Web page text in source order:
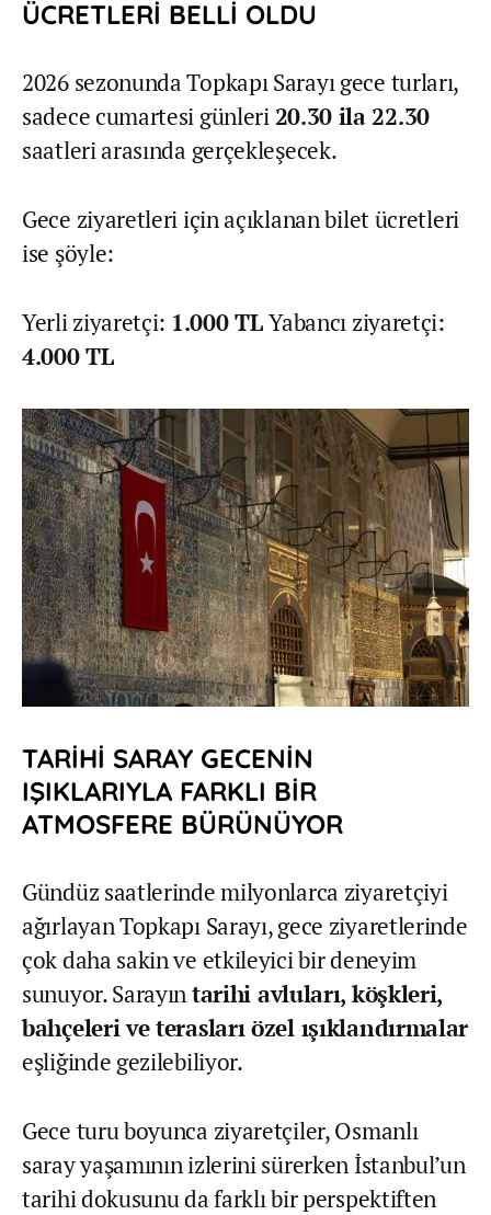
ÜCRETLERİ BELLİ OLDU
2026 sezonunda Topkapı Sarayı gece turları,
sadece cumartesi günleri 20.30 ila 22.30
saatleri arasında gerçekleşecek.
Gece ziyaretleri için açıklanan bilet ücretleri
ise şöyle:
Yerli ziyaretçi: 1.000 TLYabancı ziyaretçi:
4.000 TL
TARİHİ SARAY GECENİN
IŞIKLARIYLA FARKLI BİR
ATMOSFERE BÜRÜNÜYOR
Gündüz saatlerinde milyonlarca ziyaretçiyi
ağırlayan Topkapı Sarayı, gece ziyaretlerinde
çok daha sakin ve etkileyici bir deneyim
sunuyor. Sarayıntarihi avluları, köşkleri,
bahçeleri ve terasları özel ışıklandırmalar
eşliğinde gezilebiliyor.
Gece turu boyunca ziyaretçiler, Osmanlı
saray yaşamının izlerini sürerken İstanbul’un
tarihi dokusunu da farklı bir perspektiften